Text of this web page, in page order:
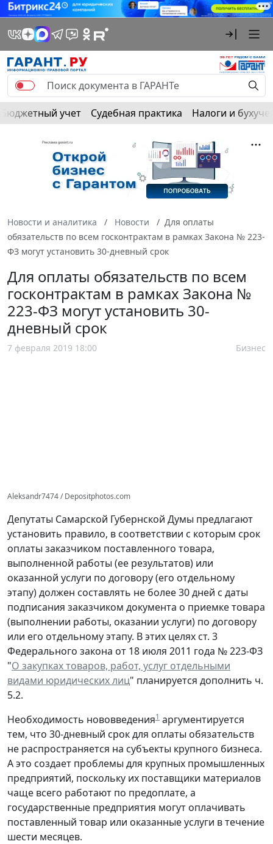
Бюджетный учет Судебная практика Налоги и
Новости и аналитика Новости
Для оплаты
обязательств по всем госконтрактам в рамках Закона № 223-
ФЗ могут установить 30-дневный срок
Для оплаты обязательств по всем
госконтрактам в рамках Закона №
223-ФЗ могут установить 30-
дневный срок
7 февраля 2019 18:00 Бизнес
Aleksandr7474 / Depositphotos.com
Депутаты Самарской Губернской Думы предлагают
установить правило, в соответствии с которым срок
оплаты заказчиком поставленного товара,
выполненной работы (ее результатов) или
оказанной услуги по договору (его отдельному
этапу) должен составлять не более 30 дней с даты
подписания заказчиком документа о приемке товара
(выполнении работы, оказании услуги) по договору
или его отдельному этапу. В этих целях ст. 3
Федерального закона от 18 июля 2011 года № 223-ФЗ
"О закупках товаров, работ, услуг отдельными
видами юридических лиц" планируется дополнить ч.
5.2.
Необходимость нововведения1 аргументируется
тем, что 30-дневный срок для оплаты обязательств
не распространяется на субъекты крупного бизнеса.
А это создает проблемы для крупных промышленных
предприятий, поскольку их поставщики материалов
чаще всего работают по предоплате, а
государственные предприятия могут оплачивать
поставленный товар или оказанные услуги в течение
шести месяцев.